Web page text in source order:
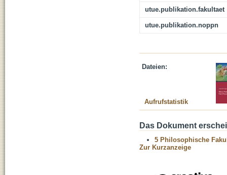
utue.publikation.fakultaet
utue.publikation.noppn
Dateien:
Aufrufstatistik
Das Dokument
5 Philosophische
Zur Kurzanzeige